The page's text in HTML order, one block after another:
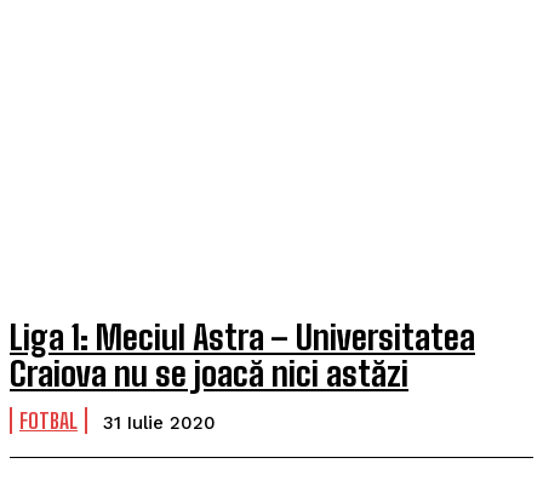
Liga 1: Meciul Astra – Universitatea
Craiova nu se joacă nici astăzi
FOTBAL 31 Iulie 2020